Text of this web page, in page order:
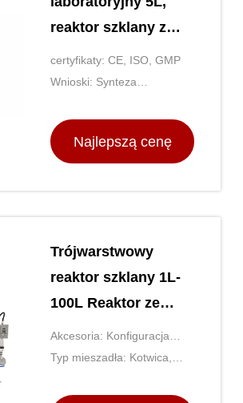
reaktor szklany z
płaszczemcertyfikaty: CE, ISO, GMP
Wnioski: Synteza
krystalizacja itp.
Najlepszą cenę
Trójwarstwowy
reaktor szklany 1L-
100L Reaktor ze
szkła i stali
nierdzewnej
Akcesoria: Konfiguracja
skraplacza, refluksu lub
Typ mieszadła: Kotwica,